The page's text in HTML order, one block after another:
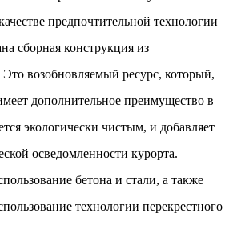
предпочтительной технологии
сборная конструкция из
Это возобновляемый ресурс, который,
дополнительное преимущество в
экологически чистым, и добавляет
осведомленности курорта.
бетона и стали, а также
технологии перекрестного